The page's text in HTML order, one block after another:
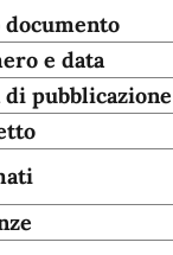
e data
di pubblicazione